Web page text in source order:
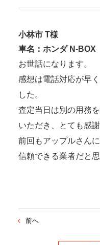
小林市 T様
車名：ホンダ N-BOX
お世話になります。
感想は電話対応が早
した。
査定当日は別の用務
いただき、とても感謝
前回もアップルさん
信頼できる業者だと思
前へ